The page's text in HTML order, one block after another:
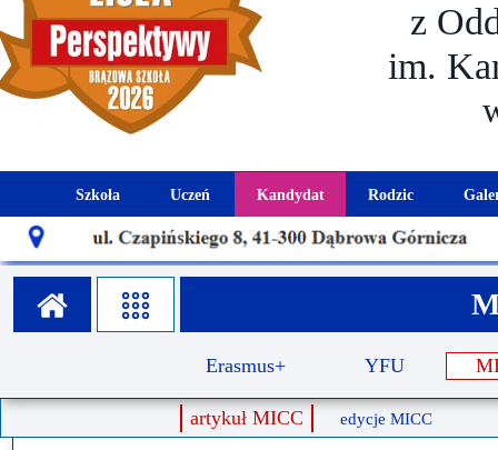
edycje MICC
artykuł MICC
YFU
Erasmus+
Rodzic
Harmonogram
Rada
Szkoła
Historia szkoły
Patron szkoły
Misja szkoły
Kadra pedagogiczna
Rada Szkoły
Uczeń
Kalendarz roku szkolnego
Wymagania edukacyjne
Matura
Samorząd Szkolny
Kandydat
Aktualności dla
Oferta edukacyjna
Ważne terminy
Regulamin rekrutacji
z
im.